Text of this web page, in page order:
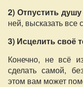
2) Отпустить душу
ней, высказать все
3) Исцелить своё
Конечно, не всё
сделать самой,
этом вам может